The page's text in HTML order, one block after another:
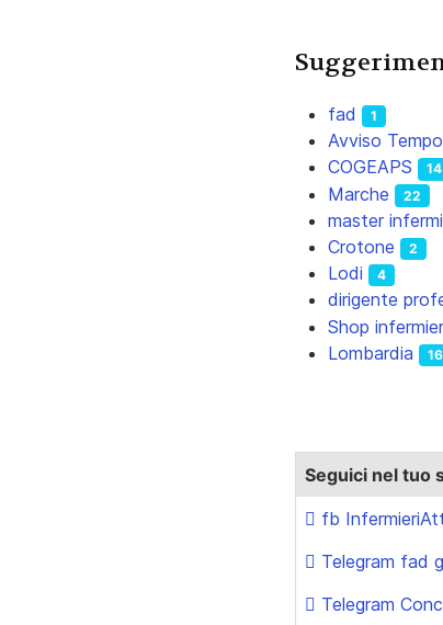
fad 1
Avviso
COGEAPS 14
Marche 22
master
Crotone 2
Lodi 4
dirigente
Shop
Lombardia
Seguici nel tuo
fb
Telegram fad
Telegram